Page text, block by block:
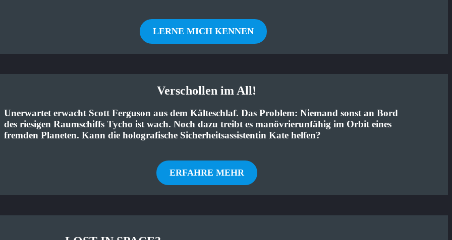
LERNE MICH KENNEN
Verschollen im All!
Unerwartet erwacht Scott Ferguson aus dem Kälteschlaf. Das Problem: Niemand sonst an Bord
des riesigen Raumschiffs Tycho ist wach. Noch dazu treibt es manövrierunfähig im Orbit eines
fremden Planeten. Kann die holografische Sicherheitsassistentin Kate helfen?
ERFAHRE MEHR